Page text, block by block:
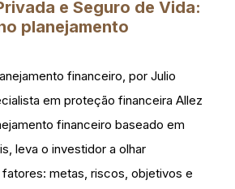
e Seguro de Vida:
planejamento
financeiro, por Julio
em proteção financeira Allez
financeiro baseado em
leva o investidor a olhar
metas, riscos, objetivos e